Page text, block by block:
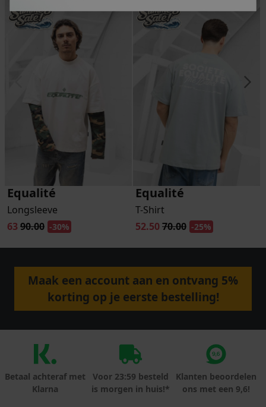
Equalité
Longsleeve
63 90.00 -30%
Equalité
T-Shirt
52.5070.00 -25%
Maak een account aan en ontvang 5%
korting op je eerste bestelling!
Betaal achteraf met
Klarna
Voor 23:59 besteld
is morgen in huis!*
Klanten beoordelen
ons met een 9,6!